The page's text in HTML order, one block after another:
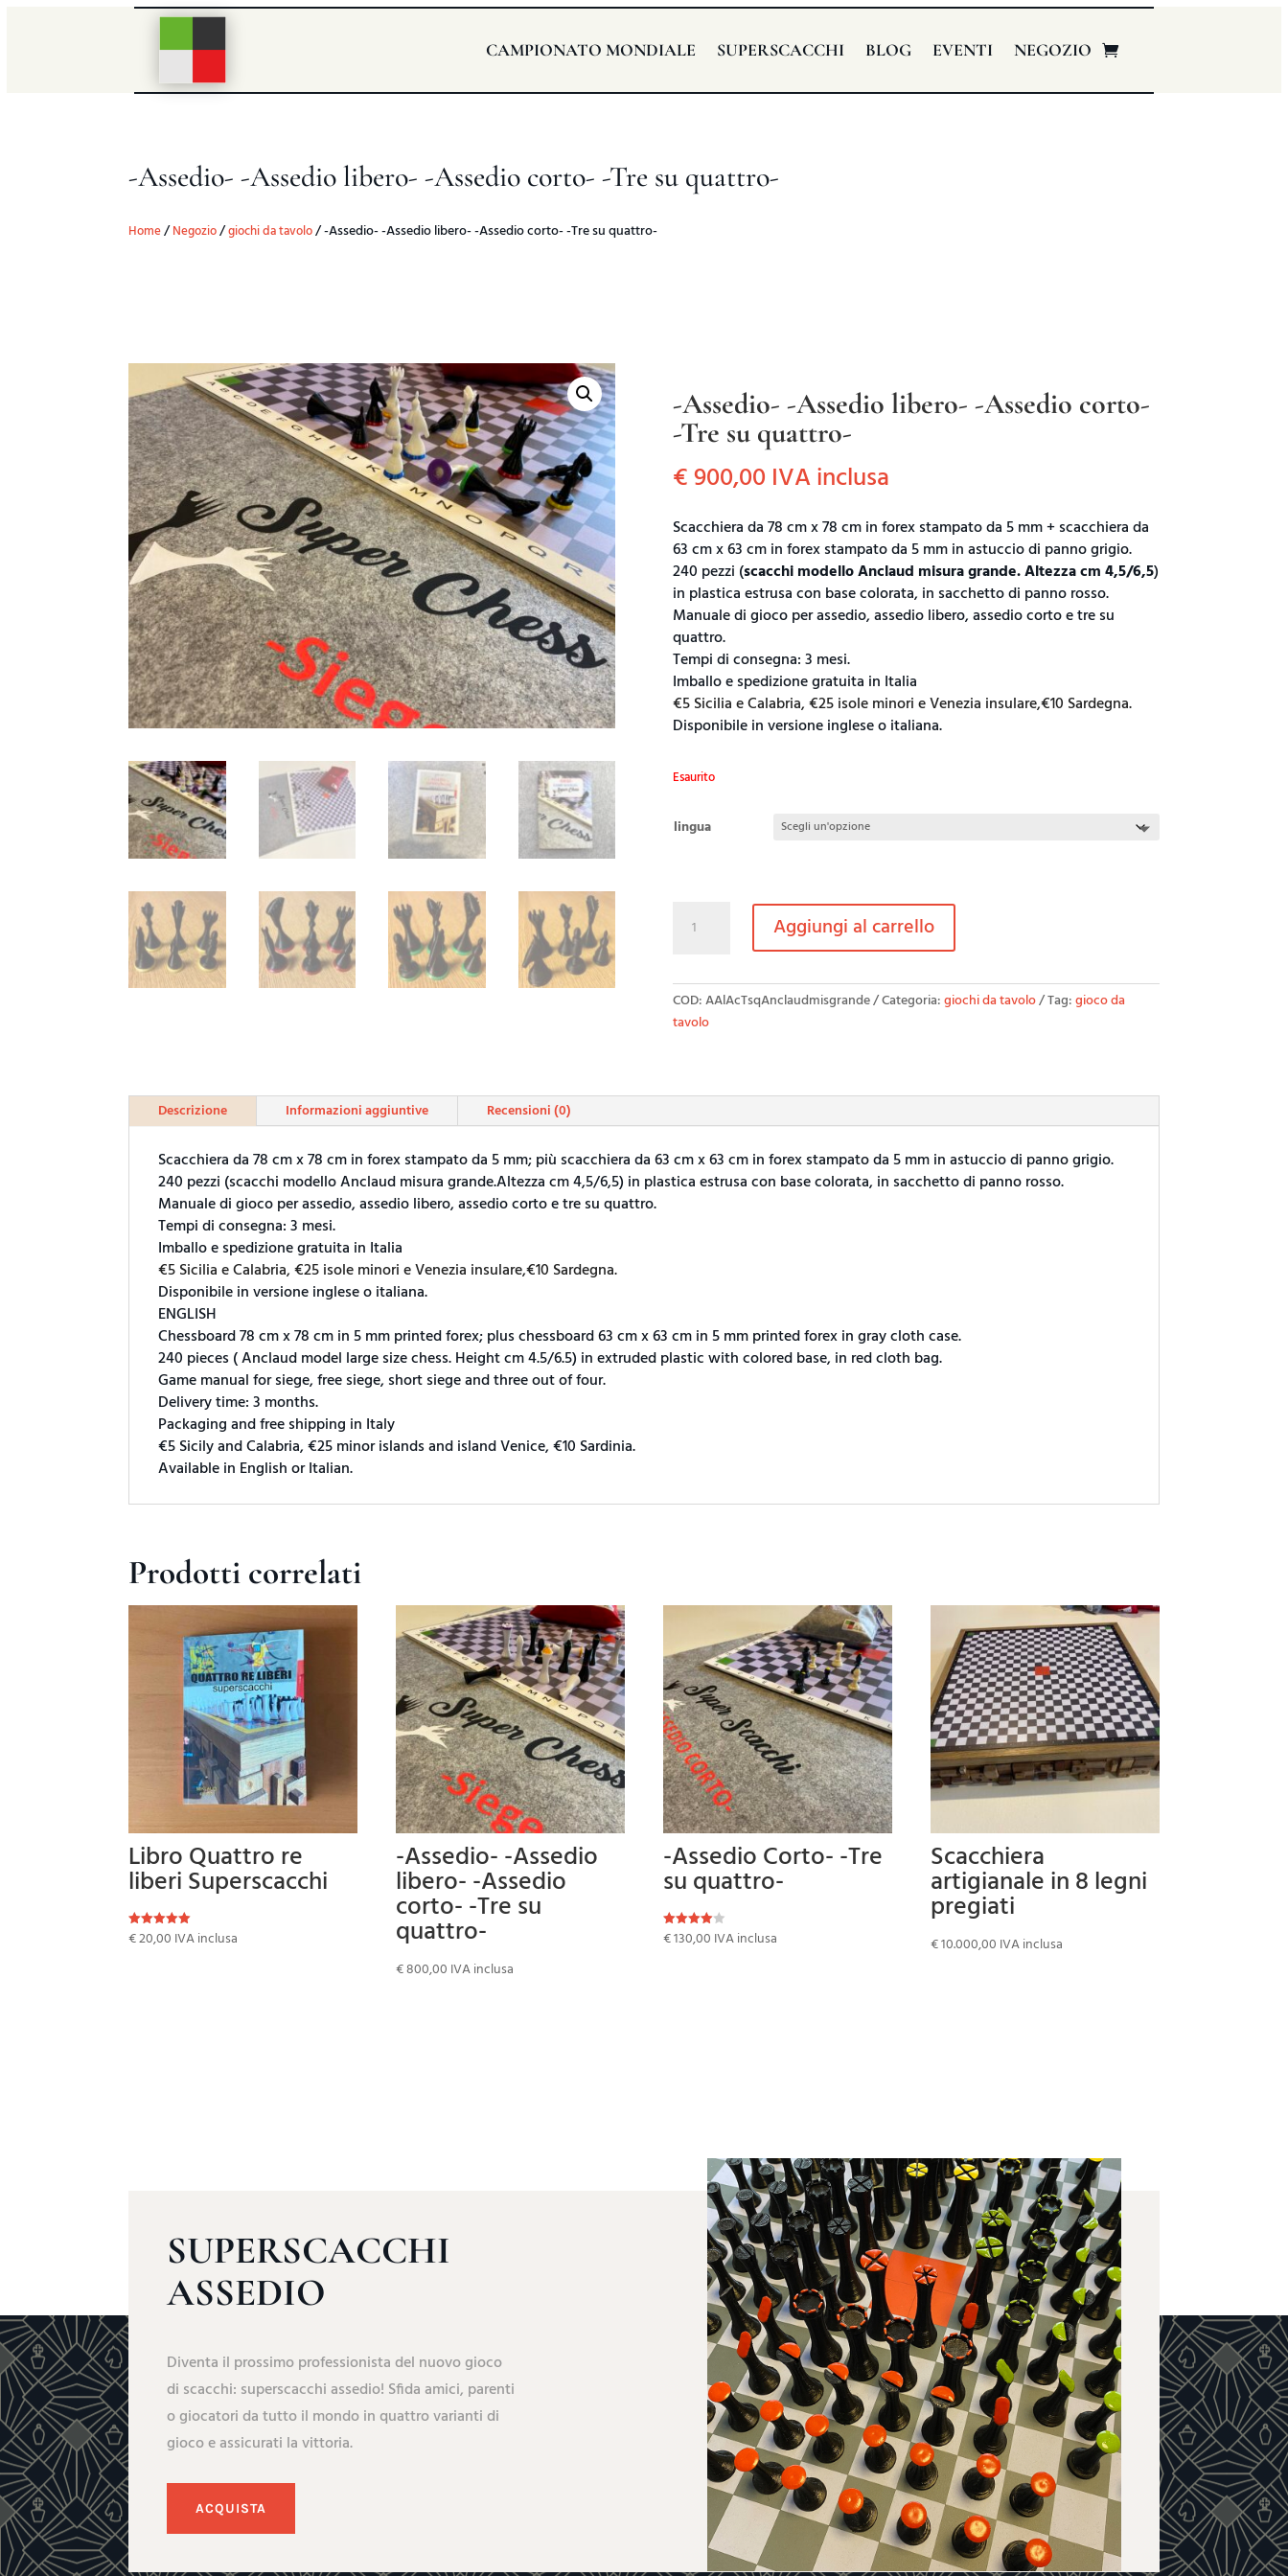
CAMPIONATO MONDIALE SUPERSCACCHI BLOG EVENTI NEGOZIO
-Assedio- -Assedio libero- -Assedio corto- -Tre su quattro-
Home/Negozio/giochi da tavolo/ -Assedio- -Assedio libero- -Assedio corto- -Tre su quattro-
-Assedio- -Assedio libero- -Assedio corto-
-Tre su quattro-
€900,00 IVA inclusa
Scacchiera da 78 cm x 78 cm in forex stampato da 5 mm + scacchiera da
63 cm x 63 cm in forex stampato da 5 mm in astuccio di panno grigio.
240 pezzi (scacchi modello Anclaud misura grande.Altezza cm 4,5/6,5)
in plastica estrusa con base colorata, in sacchetto di panno rosso.
Manuale di gioco per assedio, assedio libero, assedio corto e tre su
quattro.
Tempi di consegna: 3 mesi.
Imballo e spedizione gratuita in Italia
€5 Sicilia e Calabria, €25 isole minori e Venezia insulare,€10 Sardegna.
Disponibile in versione inglese o italiana.
Esaurito
lingua
Assedio-
Assedio
libero-
-
su
quattro-
quantità
Aggiungi al carrello
COD:AAlAcTsqAnclaudmisgrande Categoria:giochi da tavolo Tag:gioco da
tavolo
Descrizione Informazioni aggiuntive Recensioni (0)
Scacchiera da 78 cm x 78 cm in forex stampato da 5 mm; più scacchiera da 63 cm x 63 cm in forex stampato da 5 mm in astuccio di panno grigio.
240 pezzi (scacchi modello Anclaud misura grande.Altezza cm 4,5/6,5) in plastica estrusa con base colorata, in sacchetto di panno rosso.
Manuale di gioco per assedio, assedio libero, assedio corto e tre su quattro.
Tempi di consegna: 3 mesi.
Imballo e spedizione gratuita in Italia
€5 Sicilia e Calabria, €25 isole minori e Venezia insulare,€10 Sardegna.
Disponibile in versione inglese o italiana.
ENGLISH
Chessboard 78 cm x 78 cm in 5 mm printed forex; plus chessboard 63 cm x 63 cm in 5 mm printed forex in gray cloth case.
240 pieces ( Anclaud model large size chess. Height cm 4.5/6.5) in extruded plastic with colored base, in red cloth bag.
Game manual for siege, free siege, short siege and three out of four.
Delivery time: 3 months.
Packaging and free shipping in Italy
€5 Sicily and Calabria, €25 minor islands and island Venice, €10 Sardinia.
Available in English or Italian.
Prodotti correlati
Libro Quattro re
liberi Superscacchi
Valutato
5.00
€20,00 IVA inclusa
-Assedio- -Assedio
libero- -Assedio
corto- -Tre su
quattro-
€800,00 IVA inclusa
-Assedio Corto- -Tre
su quattro-
Valutato
4.00
€130,00 IVA inclusa
Scacchiera
artigianale in 8 legni
pregiati
€10.000,00 IVA inclusa
SUPERSCACCHI
ASSEDIO
Diventa il prossimo professionista del nuovo gioco
di scacchi: superscacchi assedio! Sfida amici, parenti
o giocatori da tutto il mondo in quattro varianti di
gioco e assicurati la vittoria.
ACQUISTA